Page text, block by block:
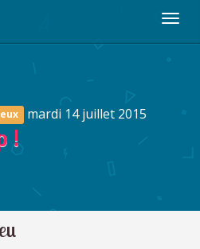
mardi 14 juillet 2015
!